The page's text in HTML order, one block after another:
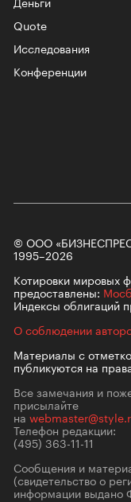
Quote
Исследования
Конференции
© ООО
1995–2026
Котировки мировых
предоставлены:
Индексы облигаций
О соблюдении
Материалы с
публикуются на
Все замечания и
присылайте
на
Телефон редакции:
(495) 363-11-11
Сообщения и
(свидетельство о
информации выдано